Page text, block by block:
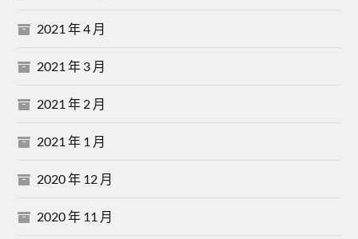
2021 年 4 月
2021 年 3 月
2021 年 2 月
2021 年 1 月
2020 年 12 月
2020 年 11 月